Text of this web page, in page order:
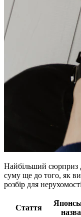
Найбільший сюрприз
суму ще до того, як
розбір для
Стаття
назва